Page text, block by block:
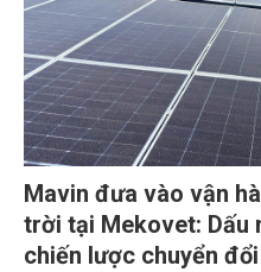
Mavin đưa vào vận
trời tại Mekovet: Dấu
chiến lược chuyển